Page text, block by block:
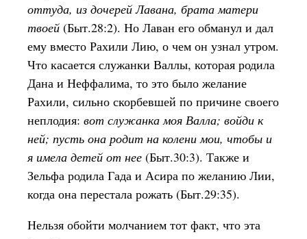
оттуда, из дочерей Лавана, брата матери
твоей (Быт.28:2). Но Лаван его обманул и дал
ему вместо Рахили Лию, о чем он узнал утром.
Что касается служанки Валлы, которая родила
Дана и Неффалима, то это было желание
Рахили, сильно скорбевшей по причине своего
неплодия: вот служанка моя Валла; войди к
ней; пусть она родит на колени мои, чтобы и
я имела детей от нее (Быт.30:3). Также и
Зельфа родила Гада и Асира по желанию Лии,
когда она перестала рожать (Быт.29:35).
Нельзя обойти молчанием тот факт, что эта